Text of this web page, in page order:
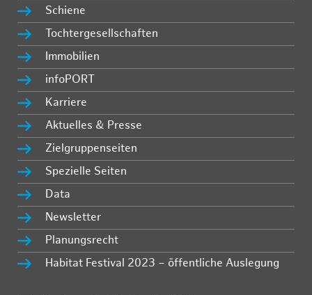
Schiene
Tochtergesellschaften
Immobilien
infoPORT
Karriere
Aktuelles & Presse
Zielgruppenseiten
Spezielle Seiten
Data
Newsletter
Planungsrecht
Habitat Festival 2023 – öffentliche Auslegung